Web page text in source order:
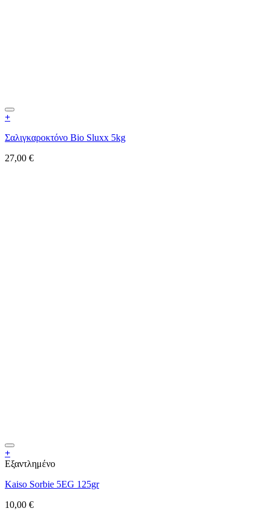
+
Σαλιγκαροκτόνο Bio Sluxx 5kg
27,00 €
+
Εξαντλημένο
Kaiso Sorbie 5EG 125gr
10,00 €